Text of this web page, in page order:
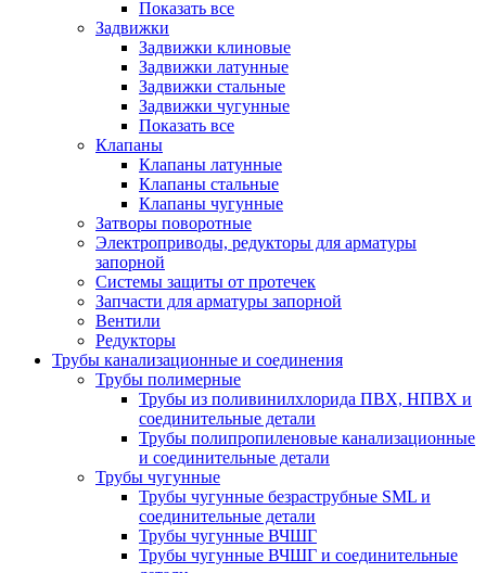
Показать все
Задвижки
Задвижки клиновые
Задвижки латунные
Задвижки стальные
Задвижки чугунные
Показать все
Клапаны
Клапаны латунные
Клапаны стальные
Клапаны чугунные
Затворы поворотные
Электроприводы, редукторы для арматуры
запорной
Системы защиты от протечек
Запчасти для арматуры запорной
Вентили
Редукторы
Трубы канализационные и соединения
Трубы полимерные
Трубы из поливинилхлорида ПВХ, НПВХ и
соединительные детали
Трубы полипропиленовые канализационные
и соединительные детали
Трубы чугунные
Трубы чугунные безраструбные SML и
соединительные детали
Трубы чугунные ВЧШГ
Трубы чугунные ВЧШГ и соединительные